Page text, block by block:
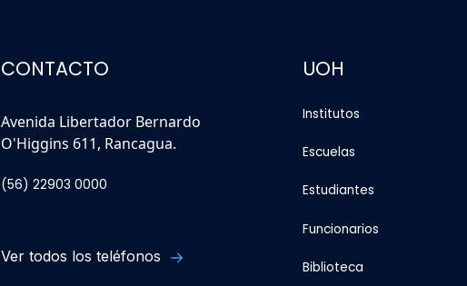
CONTACTO
Avenida Libertador Bernardo
O'Higgins 611, Rancagua.
(56) 22903 0000
Ver todos los teléfonos
UOH
Institutos
Escuelas
Estudiantes
Funcionarios
Biblioteca